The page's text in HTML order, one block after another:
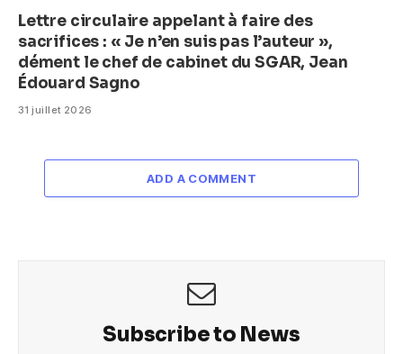
Lettre circulaire appelant à faire des
sacrifices : « Je n’en suis pas l’auteur »,
dément le chef de cabinet du SGAR, Jean
Édouard Sagno
31 juillet 2026
ADD A COMMENT
Subscribe to News